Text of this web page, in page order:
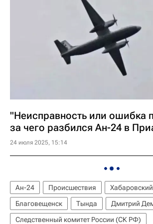
"Неисправность или ошибка
за чего разбился Ан-24 в
24 июля 2025, 15:14
Ан-24 Происшествия
Благовещенск
Тында
Дмитрий
Следственный комитет России (СК РФ)